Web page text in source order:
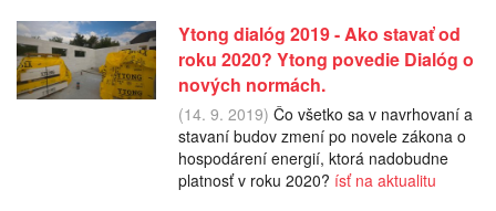
Ytong dialóg 2019 - Ako stavať od
roku 2020? Ytong povedie Dialóg o
nových normách.
(14. 9. 2019) Čo všetko sa v navrhovaní a
stavaní budov zmení po novele zákona o
hospodárení energií, ktorá nadobudne
platnosť v roku 2020? ísť na aktualitu